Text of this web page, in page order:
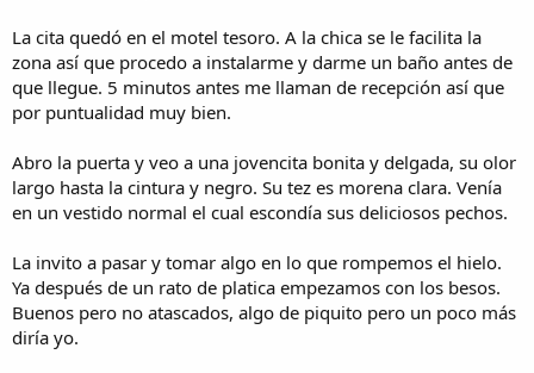
La cita quedó en el motel tesoro. A la chica se le facilita la
zona así que procedo a instalarme y darme un baño antes de
que llegue. 5 minutos antes me llaman de recepción así que
por puntualidad muy bien.
Abro la puerta y veo a una jovencita bonita y delgada, su olor
largo hasta la cintura y negro. Su tez es morena clara. Venía
en un vestido normal el cual escondía sus deliciosos pechos.
La invito a pasar y tomar algo en lo que rompemos el hielo.
Ya después de un rato de platica empezamos con los besos.
Buenos pero no atascados, algo de piquito pero un poco más
diría yo.